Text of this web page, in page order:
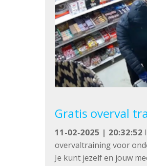
Gratis overval
11-02-2025 | 20:32:52
overvaltraining voor
Je kunt jezelf en jouw